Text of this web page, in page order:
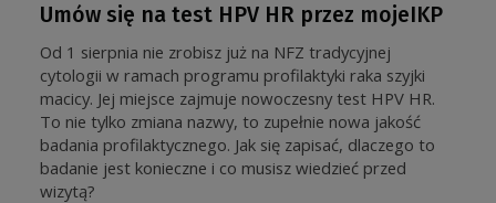
Umów się na test HPV HR przez mojeIKP
Od 1 sierpnia nie zrobisz już na NFZ tradycyjnej
cytologii w ramach programu profilaktyki raka szyjki
macicy. Jej miejsce zajmuje nowoczesny test HPV HR.
To nie tylko zmiana nazwy, to zupełnie nowa jakość
badania profilaktycznego. Jak się zapisać, dlaczego to
badanie jest konieczne i co musisz wiedzieć przed
wizytą?